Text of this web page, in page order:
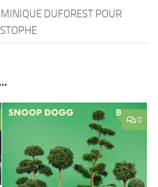
DUFOREST POUR
0